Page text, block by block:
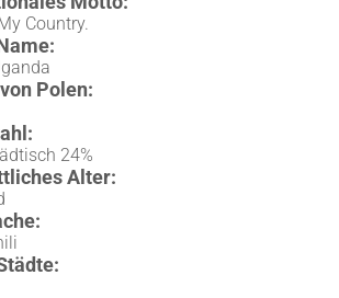
Country.
Polen:
24%
Alter: